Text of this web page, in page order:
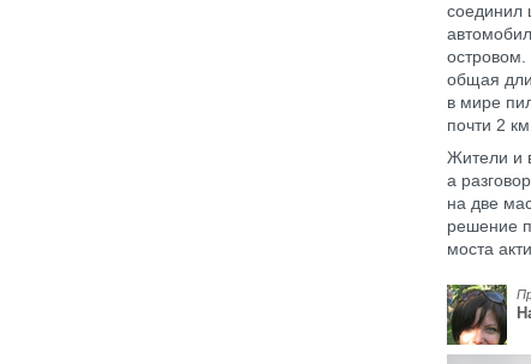
соединил
общая
в мире
почти 2 км.
Жители и
а
на две
решение
моста